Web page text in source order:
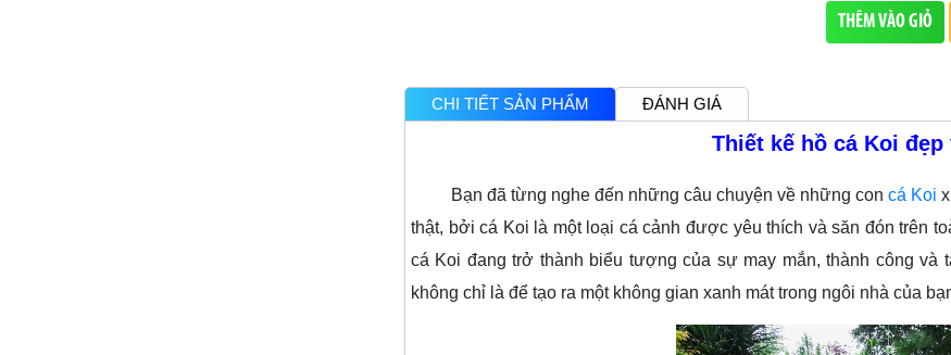
THÊM VÀO GIỎ
CHI TIẾT SẢN PHẨM ĐÁNH GIÁ
Thiết kế hồ cá Koi
Bạn đã từng nghe đến những câu chuyện về những concá Koi
thật, bởi cá Koi là một loại cá cảnh được yêu thích và săn đón trên
cá Koi đang trở thành biểu tượng của sự may mắn, thành công
không chỉ là để tạo ra một không gian xanh mát trong ngôi nhà của